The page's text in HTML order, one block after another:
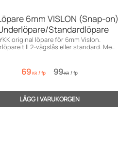
6mm VISLON (Snap-on)
Standardlöpare
original löpare för 6mm Vislon.
till 2-vägslås eller standard. Med
69KR /fp 99KR /fp